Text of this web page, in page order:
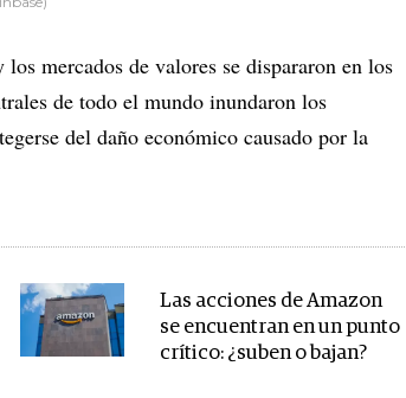
mercados de valores se dispararon en los
de todo el mundo inundaron los
del daño económico causado por la
Las acciones de Amazon
se encuentran en un punto
crítico: ¿suben o bajan?